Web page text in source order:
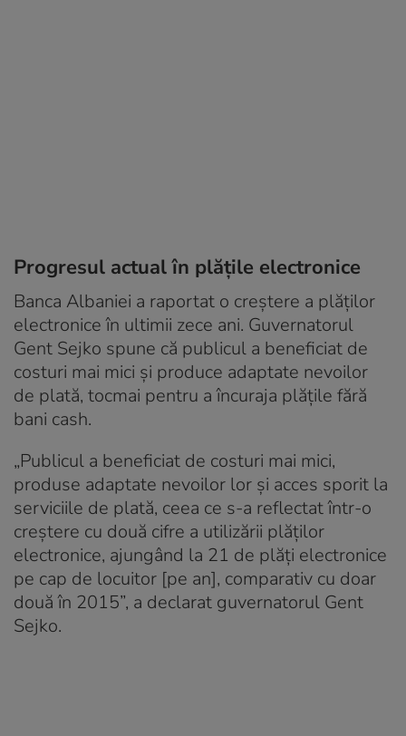
Progresul actual în plățile electronice
Banca Albaniei a raportat o creștere a plăților
electronice în ultimii zece ani. Guvernatorul
Gent Sejko spune că publicul a beneficiat de
costuri mai mici și produce adaptate nevoilor
de plată, tocmai pentru a încuraja plățile fără
bani cash.
„Publicul a beneficiat de costuri mai mici,
produse adaptate nevoilor lor și acces sporit la
serviciile de plată, ceea ce s-a reflectat într-o
creștere cu două cifre a utilizării plăților
electronice, ajungând la 21 de plăți electronice
pe cap de locuitor [pe an], comparativ cu doar
două în 2015”, a declarat guvernatorul Gent
Sejko.